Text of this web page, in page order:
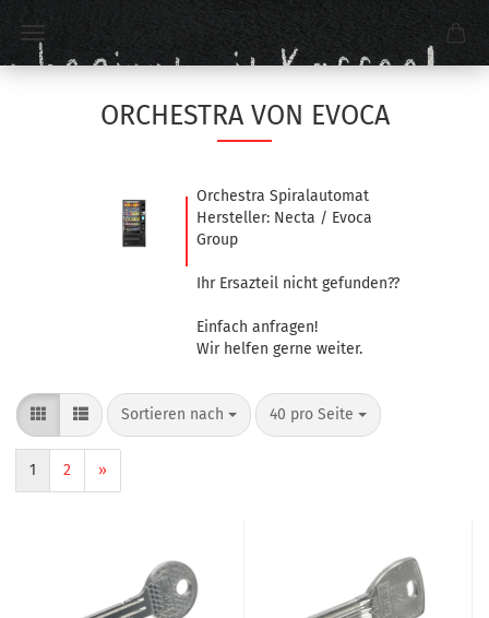
ORCHESTRA VON EVOCA
Orchestra Spiralautomat
Hersteller: Necta / Evoca
Group
Ihr Ersazteil nicht gefunden??
Einfach anfragen!
Wir helfen gerne weiter.
Sortieren nach 40 pro Seite
1 2 »